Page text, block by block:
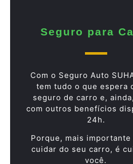
Seguro para
Com o Seguro Auto
tem tudo o que espera
seguro de carro e,
com outros benefícios
24h.
Porque, mais importante
cuidar do seu carro, é
você.